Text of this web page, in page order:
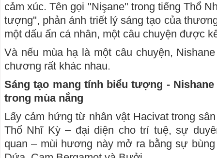
cảm xúc. Tên gọi "Nişane" trong tiếng Thổ
tượng", phản ánh triết lý sáng tạo của
một dấu ấn cá nhân, một câu chuyện được
Và nếu mùa hạ là một câu chuyện,
chương rất khác nhau.
Sáng tạo mang tính biểu tượng -
trong mùa nắng
Lấy cảm hứng từ nhân vật Hacivat trong
Thổ Nhĩ Kỳ – đại diện cho trí tuệ, sự
quan – mùi hương này mở ra bằng sự